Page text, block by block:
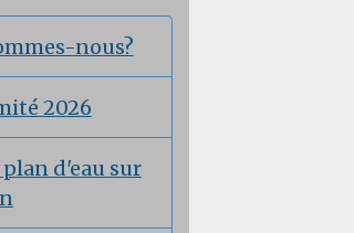
nous?
2026
d'eau sur